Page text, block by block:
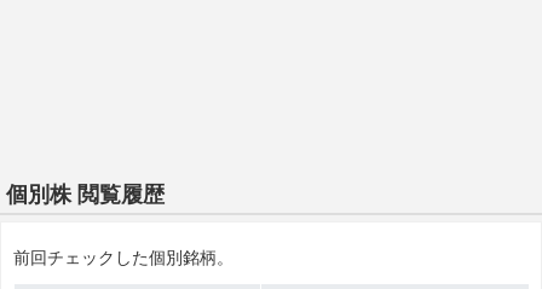
個別株 閲覧履歴
前回チェックした個別銘柄。